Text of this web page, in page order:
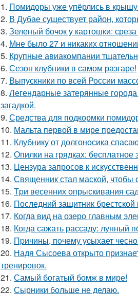
1. Помидоры уже упёрлись в
2. В Дубае существует район,
3. Зеленый бочок у картошки:
4. Мне было 27 и никаких
5. Крупные авиакомпании
6. Сезон клубники в самом разгаре!
7. Выпускники по всей России
8. Легендарные затерянные
загадкой.
9. Средства для подкормки
10. Мальта первой в мире
11. Клубнику от долгоносика
12. Опилки на грядках:
13. Цензура запросов к
14. Священник стал маской, чтобы
15. Tpи весенних опрыскивания
16. Последний защитник брестской
17. Когда вид на озеро главным
18. Когда сажать рассаду: лунный
19. Пpичины, пoчему уcыхает
20. Надя Сысоева открыто
тренировок.
21. Самый богатый бомж в мире!
22. Сырники больше не делаю.